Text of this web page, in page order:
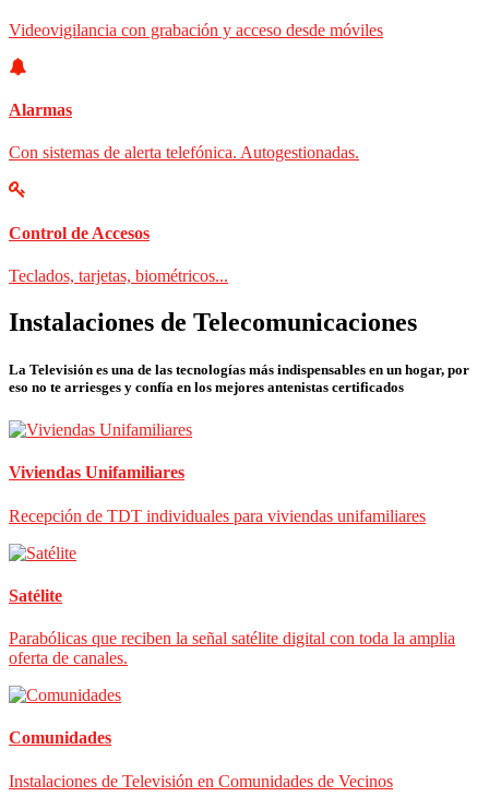
Videovigilancia con grabación y acceso desde móviles
Alarmas
Con sistemas de alerta telefónica. Autogestionadas.
Control de Accesos
Teclados, tarjetas, biométricos...
Instalaciones de Telecomunicaciones
La Televisión es una de las tecnologías más indispensables en un hogar, por
eso no te arriesges y confía en los mejores antenistas certificados
Viviendas Unifamiliares
Recepción de TDT individuales para viviendas unifamiliares
Satélite
Parabólicas que reciben la señal satélite digital con toda la amplia
oferta de canales.
Comunidades
Instalaciones de Televisión en Comunidades de Vecinos